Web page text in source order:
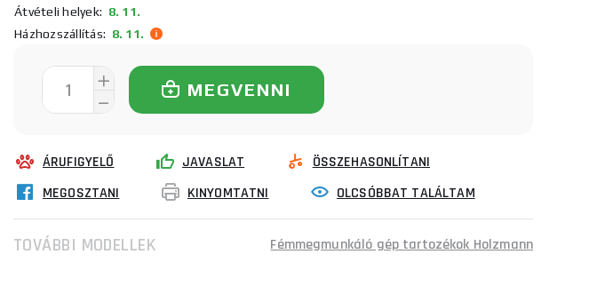
Átvételi helyek: 8. 11.
Házhozszállítás: 8. 11.
MEGVENNI
ÁRUFIGYELŐ JAVASLAT
ÖSSZEHASONLÍTANI
MEGOSZTANI
KINYOMTATNI OLCSÓBBAT TALÁLTAM
TOVÁBBI MODELLEK Fémmegmunkáló gép tartozékok Holzmann